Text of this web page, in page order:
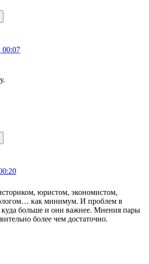
00:07
юристом, экономистом,
как минимум. И проблем в
куда больше и они важнее. Мнения пары
более чем достаточно.